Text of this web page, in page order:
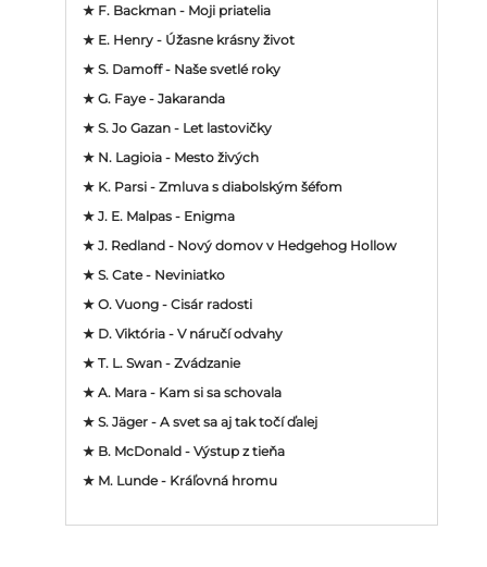
★ F. Backman - Moji priatelia
★ E. Henry - Úžasne krásny život
★ S. Damoff - Naše svetlé roky
★ G. Faye - Jakaranda
★ S. Jo Gazan - Let lastovičky
★ N. Lagioia - Mesto živých
★ K. Parsi - Zmluva s diabolským šéfom
★ J. E. Malpas - Enigma
★ J. Redland - Nový domov v Hedgehog Hollow
★ S. Cate - Neviniatko
★ O. Vuong - Cisár radosti
★ D. Viktória - V náručí odvahy
★ T. L. Swan - Zvádzanie
★ A. Mara - Kam si sa schovala
★ S. Jäger - A svet sa aj tak točí ďalej
★ B. McDonald - Výstup z tieňa
★ M. Lunde - Kráľovná hromu